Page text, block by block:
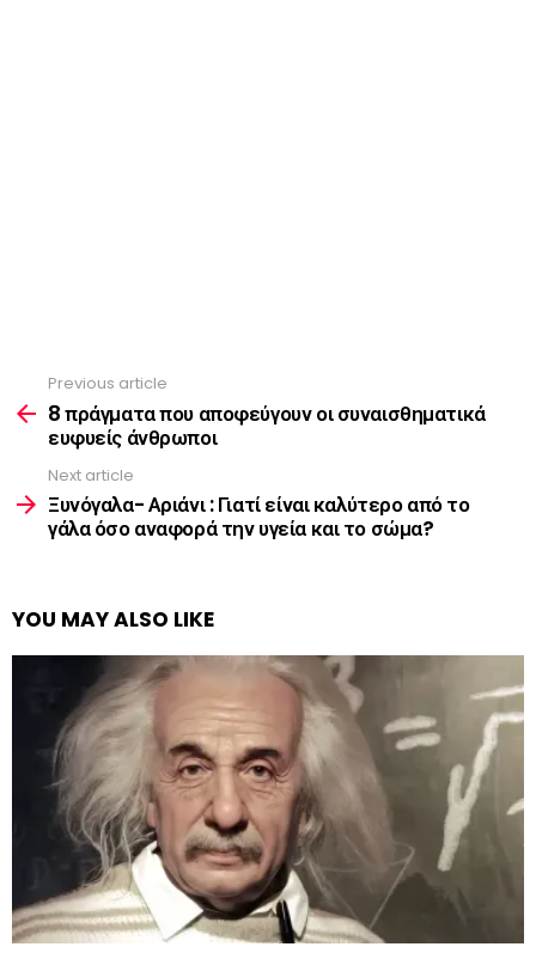
more
Previous article
8 πράγματα που αποφεύγουν οι συναισθηματικά
ευφυείς άνθρωποι
Next article
Ξυνόγαλα- Αριάνι : Γιατί είναι καλύτερο από το
γάλα όσο αναφορά την υγεία και το σώμα?
YOU MAY ALSO LIKE